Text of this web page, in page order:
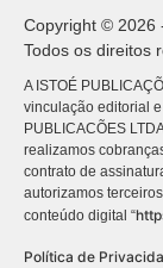
Copyright © 2026
Todos os direitos
A ISTOÉ
vinculação editorial
PUBLICACÕES
realizamos
contrato de
autorizamos
conteúdo digital “
Política de